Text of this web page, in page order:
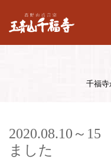
千福寺
2020.08.10～
ました